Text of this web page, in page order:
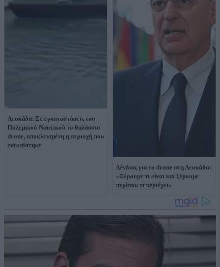
Λευκάδα: Σε εγκαταστάσεις του
Πολεμικού Ναυτικού το θαλάσσιο
drone, αποκλεισμένη η περιοχή που
εντοπίστηκε
Δένδιας για το drone στη Λευκάδα:
«Ξέρουμε τι είναι και ξέρουμε
περίπου τι περιέχει»